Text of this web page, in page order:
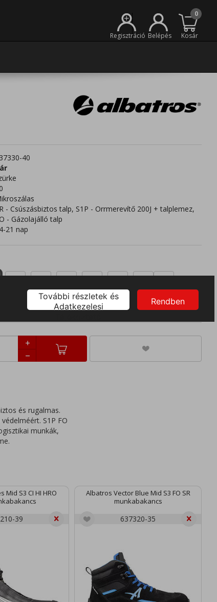
+
Regisztráció Belépés
0
Kosár
40
- Csúszásbiztos talp, S1P - Orrmerevítő 200J + talplemez,
- Gázolajálló talp
21 nap
41 42 43 44 45 46 47
és rugalmas.
S1P FO
munkák,
Mid S3 CI HI HRO
39
Albatros Vector Blue Mid S3 FO SR
munkabakancs
637320-35